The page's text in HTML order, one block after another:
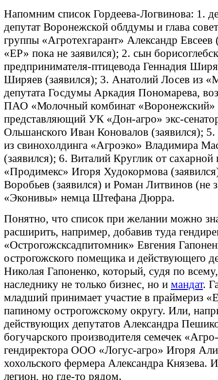
Напомним список Гордеева-Логвинова: 1.
депутат Воронежской облдумы и глава
группы «Агротехгарант» Александр Евсеев
«ЕР» пока не заявился); 2. сын
предпринимателя-птицевода Геннадия
Ширяев (заявился); 3. Анатолий Лосев из
депутата Госдумы Аркадия Пономарева,
ПАО «Молочный комбинат «Воронежский»
представляющий УК «Дон-агро» экс-
Ольшанского Иван Коновалов (заявился);
из свинохолдинга «Агроэко» Владимира
(заявился); 6. Виталий Круглик от сахарной
«Продимекс» Игоря Худокормова
Воробьев (заявился) и Роман Литвинов (не
«Эконивы» немца Штефана Дюрра.
Понятно, что список при желании можно
расширить, например, добавив туда
«Острогожсксадпитомник» Евгения
острогожского помещика и действующего
Николая Гапоненко, который, судя по
наследнику не только бизнес, но и мандат.
младший принимает участие в праймериз
папиному острогожскому округу. Или,
действующих депутатов Александра
богучарского производителя семечек
гендиректора ООО «Логус-агро» Игоря
хохольского фермера Александра Князева.
легион, но где-то рядом.